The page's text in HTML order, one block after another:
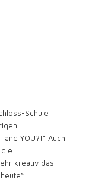
Schule
YOU?!“ Auch
kreativ das